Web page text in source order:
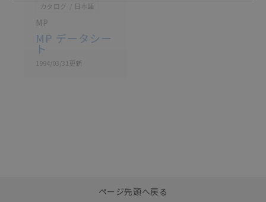
カタログ 日本語
MP
MP データシー
ト
1994/03/31更新
括ダウンロード
ページ先頭へ戻る